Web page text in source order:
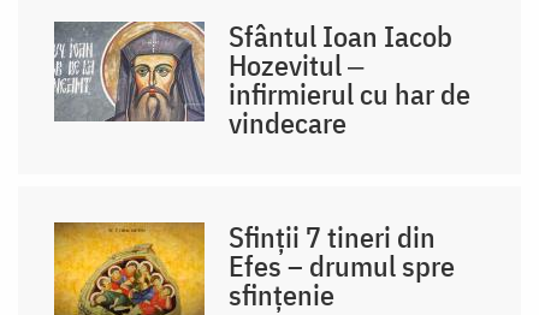
Sfântul Ioan Iacob
Hozevitul ‒
infirmierul cu har de
vindecare
Sfinții 7 tineri din
Efes – drumul spre
sfințenie